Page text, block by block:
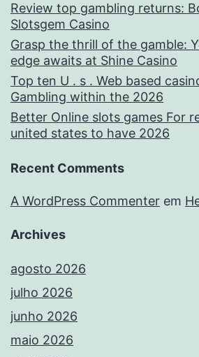
Review top gambling returns:
Slotsgem Casino
Grasp the thrill of the gamble:
edge awaits at Shine Casino
Top ten U . s . Web based
Gambling within the 2026
Better Online slots games For
united states to have 2026
Recent Comments
A WordPress Commenter em
Archives
agosto 2026
julho 2026
junho 2026
maio 2026